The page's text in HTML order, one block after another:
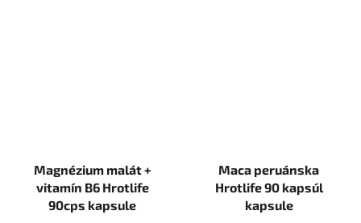
Magnézium malát +
vitamín B6 Hrotlife
90cps kapsule
Maca peruánska
Hrotlife 90 kapsúl
kapsule